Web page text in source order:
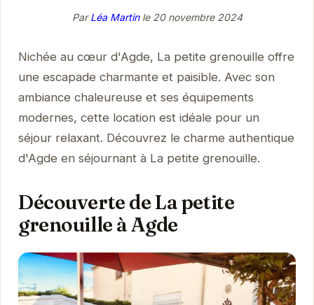
ParLéa Martinle 20 novembre 2024
Nichée au cœur d'Agde, La petite grenouille offre
une escapade charmante et paisible. Avec son
ambiance chaleureuse et ses équipements
modernes, cette location est idéale pour un
séjour relaxant. Découvrez le charme authentique
d'Agde en séjournant à La petite grenouille.
Découverte de La petite
grenouille à Agde